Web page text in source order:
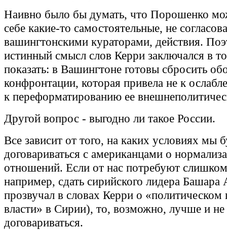
Наивно было бы думать, что Порошенко
себе какие-то самостоятельные, не
вашингтонскими кураторами, действия.
истинный смысл слов Керри заключался в
показать: в Вашингтоне готовы сбросить
конфронтации, которая привела не к
к переформатированию ее
Другой вопрос - выгодно ли такое России.
Все зависит от того, на каких условиях мы
договариваться с американцами о
отношений. Если от нас потребуют
например, сдать сирийского лидера Башара
прозвучал в словах Керри о «политическом
власти» в Сирии), то, возможно, лучше и не
договариваться.